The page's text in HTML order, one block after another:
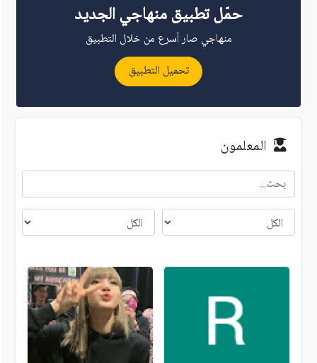
حمّل تطبيق منهاجي الجديد
منهاجي صار أسرع من خلال التطبيق
تحميل التطبيق
المعلمون